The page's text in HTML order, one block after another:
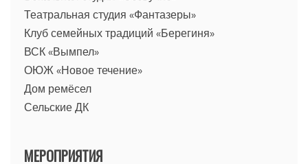
Театральная студия «Фантазеры»
Клуб семейных традиций «Берегиня»
ВСК «Вымпел»
ОЮЖ «Новое течение»
Дом ремёсел
Сельские ДК
МЕРОПРИЯТИЯ